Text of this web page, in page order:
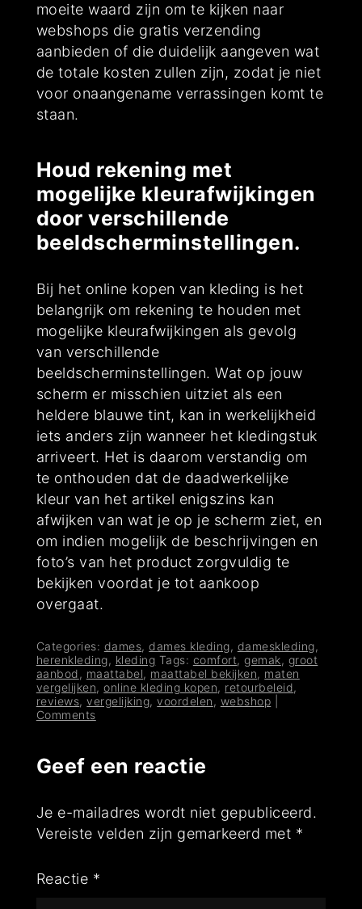
moeite waard zijn om te kijken naar
webshops die gratis verzending
aanbieden of die duidelijk aangeven wat
de totale kosten zullen zijn, zodat je niet
voor onaangename verrassingen komt te
staan.
Houd rekening met
mogelijke kleurafwijkingen
door verschillende
beeldscherminstellingen.
Bij het online kopen van kleding is het
belangrijk om rekening te houden met
mogelijke kleurafwijkingen als gevolg
van verschillende
beeldscherminstellingen. Wat op jouw
scherm er misschien uitziet als een
heldere blauwe tint, kan in werkelijkheid
iets anders zijn wanneer het kledingstuk
arriveert. Het is daarom verstandig om
te onthouden dat de daadwerkelijke
kleur van het artikel enigszins kan
afwijken van wat je op je scherm ziet, en
om indien mogelijk de beschrijvingen en
foto’s van het product zorgvuldig te
bekijken voordat je tot aankoop
overgaat.
Categories: dames,dames kleding, dameskleding,
herenkleding, kleding Tags: comfort,gemak, groot
aanbod , maattabel, maattabel bekijken, maten
vergelijken,online kleding kopen, retourbeleid,
reviews,vergelijking,voordelen , webshop
Comments
Geef een reactie
Je e-mailadres wordt niet gepubliceerd.
Vereiste velden zijn gemarkeerd met *
Reactie *